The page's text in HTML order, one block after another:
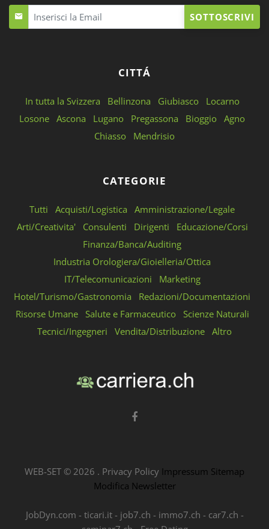
SOTTOSCRIVI
CITTÁ
In tutta la Svizzera Bellinzona Giubiasco
Locarno
Losone Ascona Lugano Pregassona Bioggio Agno
Chiasso
Mendrisio
CATEGORIE
Tutti Acquisti/Logistica
Amministrazione/Legale
Arti/Creativita'
Consulenti Dirigenti
Educazione/Corsi
Finanza/Banca/Auditing
Industria Orologiera/Gioielleria/Ottica
IT/Telecomunicazioni
Marketing
Hotel/Turismo/Gastronomia
Redazioni/Documentazioni
Risorse Umane
Salute e Farmaceutico
Scienze Naturali
Tecnici/Ingegneri
Vendita/Distribuzione Altro
WEB-SET © 2026 . Privacy Policy Impressum Sitemap
Modifica Newsletter
JobDyn.com - ticari.it- job7.ch - immo7.ch - car7.ch -